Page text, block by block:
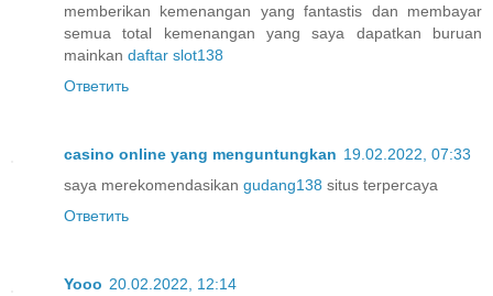
memberikan kemenangan yang fantastis dan membayar
semua total kemenangan yang saya dapatkan buruan
mainkan daftar slot138
Ответить
casino online yang menguntungkan 19.02.2022, 07:33
saya merekomendasikan gudang138 situs terpercaya
Ответить
Yooo 20.02.2022, 12:14